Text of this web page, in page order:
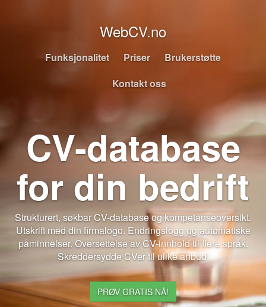
WebCV.no
Funksjonalitet Priser
Brukerstøtte
Kontakt oss
CV-database
for din bedrift
Strukturert, søkbar CV-database og kompetanseoversikt.
Utskrift med din firmalogo. Endringslogg og automatiske
påminnelser. Oversettelse av CV-innhold til flere språk.
Skreddersydde CVer til ulike anbud.
PRØV GRATIS NÅ!